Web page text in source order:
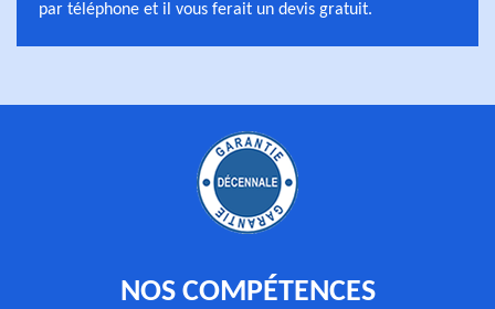
par téléphone et il vous ferait un devis gratuit.
NOS COMPÉTENCES